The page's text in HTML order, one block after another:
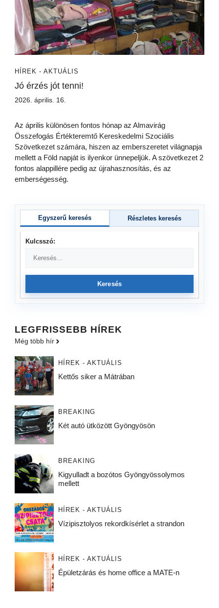
HÍREK - AKTUÁLIS
Jó érzés jót tenni!
2026. április. 16.
Az április különösen fontos hónap az Almavirág
Összefogás Értékteremtő Kereskedelmi Szociális
Szövetkezet számára, hiszen az emberszeretet világnapja
mellett a Föld napját is ilyenkor ünnepeljük. A szövetkezet 2
fontos alappillére pedig az újrahasznosítás, és az
emberségesség.
Egyszerű keresés Részletes keresés
Kulcsszó:
Keresés
LEGFRISSEBB HÍREK
Még több hír
HÍREK - AKTUÁLIS
Kettős siker a Mátrában
BREAKING
Két autó ütközött Gyöngyösön
BREAKING
Kigyulladt a bozótos Gyöngyössolymos
mellett
HÍREK - AKTUÁLIS
Vízipisztolyos rekordkísérlet a strandon
HÍREK - AKTUÁLIS
Épületzárás és home office a MATE-n